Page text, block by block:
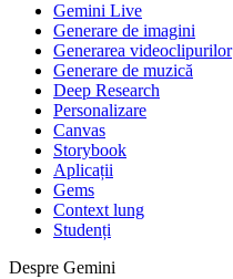
Gemini Live
Generare de imagini
Generarea videoclipurilor
Generare de muzică
Deep Research
Personalizare
Canvas
Storybook
Aplicații
Gems
Context lung
Studenți
Despre Gemini